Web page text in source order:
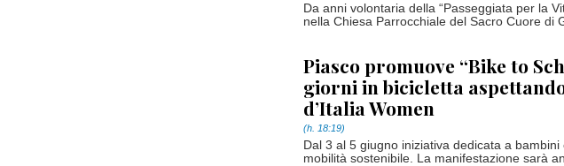
Da anni volontaria della “Passeggiata per la
nella Chiesa Parrocchiale del Sacro Cuore di
Piasco promuove “Bike to
giorni in bicicletta
d’Italia Women
(h. 18:19)
Dal 3 al 5 giugno iniziativa dedicata a
mobilità sostenibile. La manifestazione sarà